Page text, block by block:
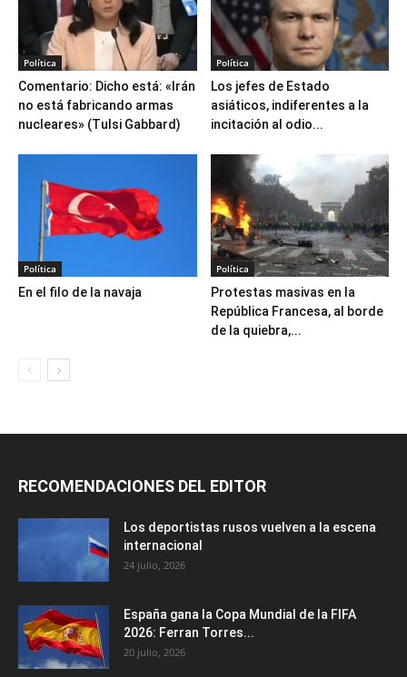
Política
Comentario: Dicho está: «Irán
no está fabricando armas
nucleares» (Tulsi Gabbard)
Política
Los jefes de Estado
asiáticos, indiferentes a la
incitación al odio...
Política
En el filo de la navaja
Política
Protestas masivas en la
República Francesa, al borde
de la quiebra,...
RECOMENDACIONES DEL EDITOR
Los deportistas rusos vuelven a la escena
internacional
24 julio, 2026
España gana la Copa Mundial de la FIFA
2026: Ferran Torres...
20 julio, 2026